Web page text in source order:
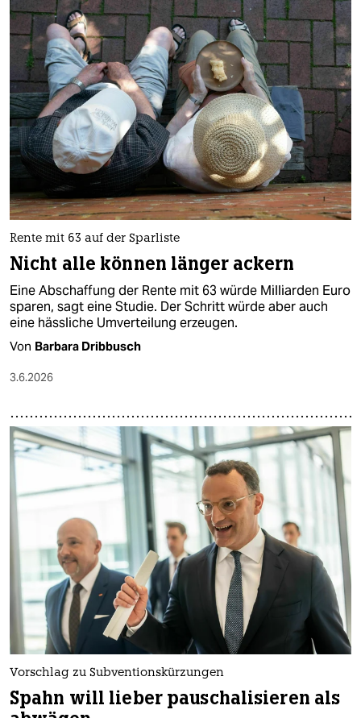
Rente mit 63 auf der Sparliste
Nicht alle können länger ackern
Eine Abschaffung der Rente mit 63 würde Milliarden Euro
sparen, sagt eine Studie. Der Schritt würde aber auch
eine hässliche Umverteilung erzeugen.
Von Barbara Dribbusch
3.6.2026
Vorschlag zu Subventionskürzungen
Spahn will lieber pauschalisieren als